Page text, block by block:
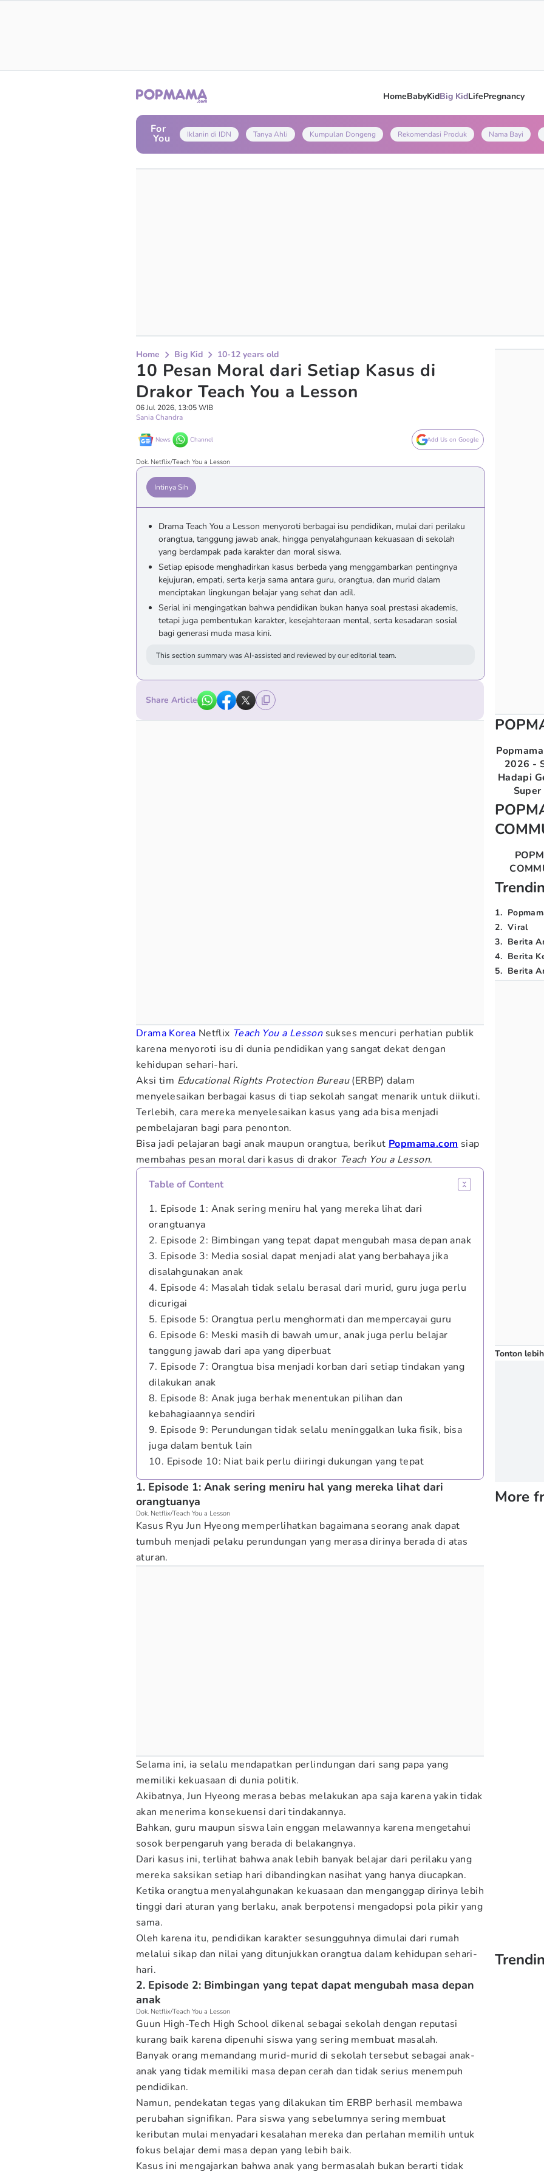
HomeBabyKidBig KidLifePregnancy
For
You Iklanin di IDN Tanya Ahli Kumpulan Dongeng Rekomendasi Produk Nama Bayi
Home Big Kid 10-12 years old
10 Pesan Moral dari Setiap Kasus di
Drakor Teach You a Lesson
06 Jul 2026, 13:05 WIB
Sania Chandra
News Channel Add Us on Google
Dok. Netflix/Teach You a Lesson
Intinya Sih
Drama Teach You a Lesson menyoroti berbagai isu pendidikan, mulai dari perilaku
orangtua, tanggung jawab anak, hingga penyalahgunaan kekuasaan di sekolah
yang berdampak pada karakter dan moral siswa.
Setiap episode menghadirkan kasus berbeda yang menggambarkan pentingnya
kejujuran, empati, serta kerja sama antara guru, orangtua, dan murid dalam
menciptakan lingkungan belajar yang sehat dan adil.
Serial ini mengingatkan bahwa pendidikan bukan hanya soal prestasi akademis,
tetapi juga pembentukan karakter, kesejahteraan mental, serta kesadaran sosial
bagi generasi muda masa kini.
This section summary was AI-assisted and reviewed by our editorial team.
Share Article
Drama Korea Netflix Teach You a Lessonsukses mencuri perhatian publik
karena menyoroti isu di dunia pendidikan yang sangat dekat dengan
kehidupan sehari-hari.
Aksi tim Educational Rights Protection Bureau(ERBP) dalam
menyelesaikan berbagai kasus di tiap sekolah sangat menarik untuk diikuti.
Terlebih, cara mereka menyelesaikan kasus yang ada bisa menjadi
pembelajaran bagi para penonton.
Bisa jadi pelajaran bagi anak maupun orangtua, berikut Popmama.com siap
membahas pesan moral dari kasus di drakor Teach You a Lesson.
Table of Content
1. Episode 1: Anak sering meniru hal yang mereka lihat dari
orangtuanya
2. Episode 2: Bimbingan yang tepat dapat mengubah masa depan anak
3. Episode 3: Media sosial dapat menjadi alat yang berbahaya jika
disalahgunakan anak
4. Episode 4: Masalah tidak selalu berasal dari murid, guru juga perlu
dicurigai
5. Episode 5: Orangtua perlu menghormati dan mempercayai guru
6. Episode 6: Meski masih di bawah umur, anak juga perlu belajar
tanggung jawab dari apa yang diperbuat
7. Episode 7: Orangtua bisa menjadi korban dari setiap tindakan yang
dilakukan anak
8. Episode 8: Anak juga berhak menentukan pilihan dan
kebahagiaannya sendiri
9. Episode 9: Perundungan tidak selalu meninggalkan luka fisik, bisa
juga dalam bentuk lain
10. Episode 10: Niat baik perlu diiringi dukungan yang tepat
1. Episode 1: Anak sering meniru hal yang mereka lihat dari
orangtuanya
Dok. Netflix/Teach You a Lesson
Kasus Ryu Jun Hyeong memperlihatkan bagaimana seorang anak dapat
tumbuh menjadi pelaku perundungan yang merasa dirinya berada di atas
aturan.
Selama ini, ia selalu mendapatkan perlindungan dari sang papa yang
memiliki kekuasaan di dunia politik.
Akibatnya, Jun Hyeong merasa bebas melakukan apa saja karena yakin tidak
akan menerima konsekuensi dari tindakannya.
Bahkan, guru maupun siswa lain enggan melawannya karena mengetahui
sosok berpengaruh yang berada di belakangnya.
Dari kasus ini, terlihat bahwa anak lebih banyak belajar dari perilaku yang
mereka saksikan setiap hari dibandingkan nasihat yang hanya diucapkan.
Ketika orangtua menyalahgunakan kekuasaan dan menganggap dirinya lebih
tinggi dari aturan yang berlaku, anak berpotensi mengadopsi pola pikir yang
sama.
Oleh karena itu, pendidikan karakter sesungguhnya dimulai dari rumah
melalui sikap dan nilai yang ditunjukkan orangtua dalam kehidupan sehari-
hari.
2. Episode 2: Bimbingan yang tepat dapat mengubah masa depan
anak
Dok. Netflix/Teach You a Lesson
Guun High-Tech High School dikenal sebagai sekolah dengan reputasi
kurang baik karena dipenuhi siswa yang sering membuat masalah.
Banyak orang memandang murid-murid di sekolah tersebut sebagai anak-
anak yang tidak memiliki masa depan cerah dan tidak serius menempuh
pendidikan.
Namun, pendekatan tegas yang dilakukan tim ERBP berhasil membawa
perubahan signifikan. Para siswa yang sebelumnya sering membuat
keributan mulai menyadari kesalahan mereka dan perlahan memilih untuk
fokus belajar demi masa depan yang lebih baik.
Kasus ini mengajarkan bahwa anak yang bermasalah bukan berarti tidak
2026 -
Hadapi
1.
2. Viral
3. Berita
4. Berita
5. Berita
Tonton
More